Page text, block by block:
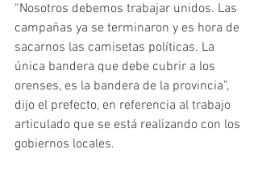
“Nosotros debemos trabajar unidos. Las
campañas ya se terminaron y es hora de
sacarnos las camisetas políticas. La
única bandera que debe cubrir a los
orenses, es la bandera de la provincia”,
dijo el prefecto, en referencia al trabajo
articulado que se está realizando con los
gobiernos locales.